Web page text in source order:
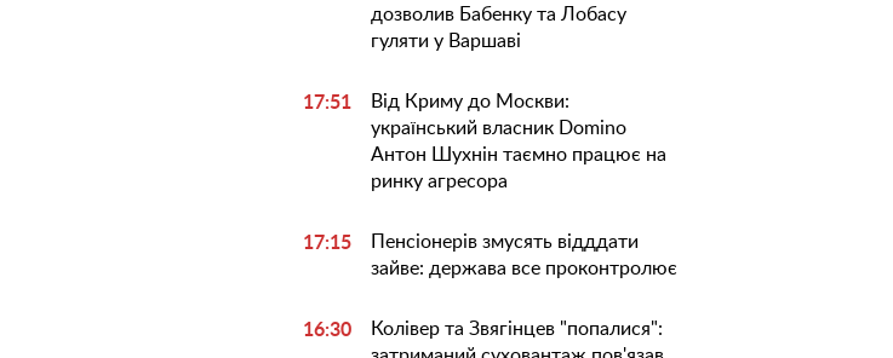
дозволив Бабенку та Лобасу
гуляти у Варшаві
17:51
Від Криму до Москви:
український власник Domino
Антон Шухнін таємно працює на
ринку агресора
17:15
Пенсіонерів змусять відддати
зайве: держава все проконтролює
16:30
Колівер та Звягінцев "попалися":